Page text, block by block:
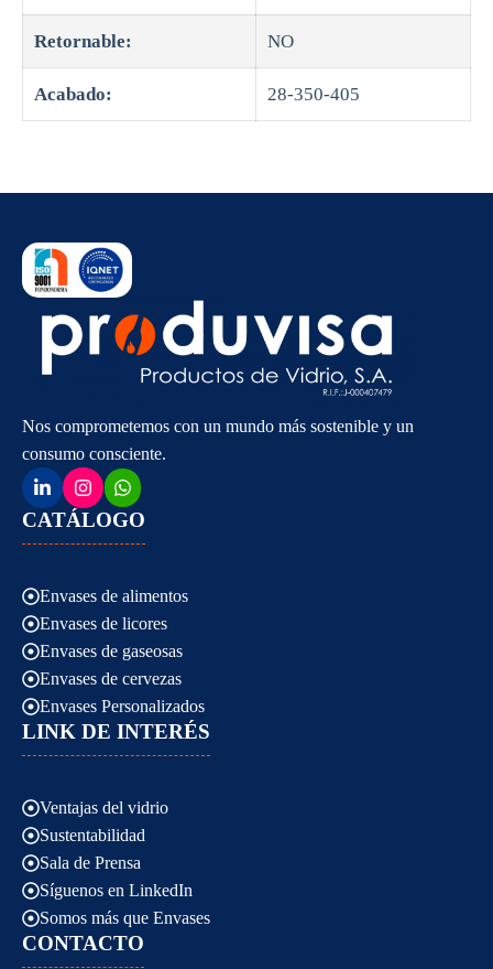
Retornable: NO
Acabado: 28-350-405
Nos comprometemos con un mundo más sostenible y un
consumo consciente.
CATÁLOGO
Envases de alimentos
Envases de licores
Envases de gaseosas
Envases de cervezas
Envases Personalizados
LINK DE INTERÉS
Ventajas del vidrio
Sustentabilidad
Sala de Prensa
Síguenos en LinkedIn
Somos más que Envases
CONTACTO